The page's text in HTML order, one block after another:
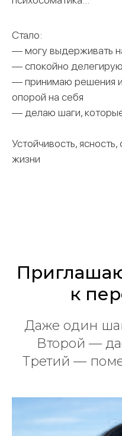
Стало:
— могу выдерживать
— спокойно
— принимаю решения
опорой на себя
— делаю шаги,
Устойчивость,
жизни
к
Даже один
Второй —
Третий —